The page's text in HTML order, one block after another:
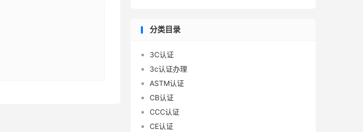
分类目录
3C认证
3c认证办理
ASTM认证
CB认证
CCC认证
CE认证